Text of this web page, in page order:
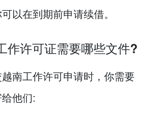
以在到期前申请续借。
作许可证需要哪些文件?
南工作许可申请时，你需要
他们: